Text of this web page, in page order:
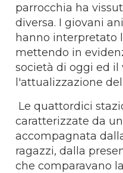
parrocchia ha
diversa. I giovani
hanno interpretato
mettendo in
società di oggi ed il
l'attualizzazione
Le quattordici
caratterizzate da
accompagnata
ragazzi, dalla
che comparavano